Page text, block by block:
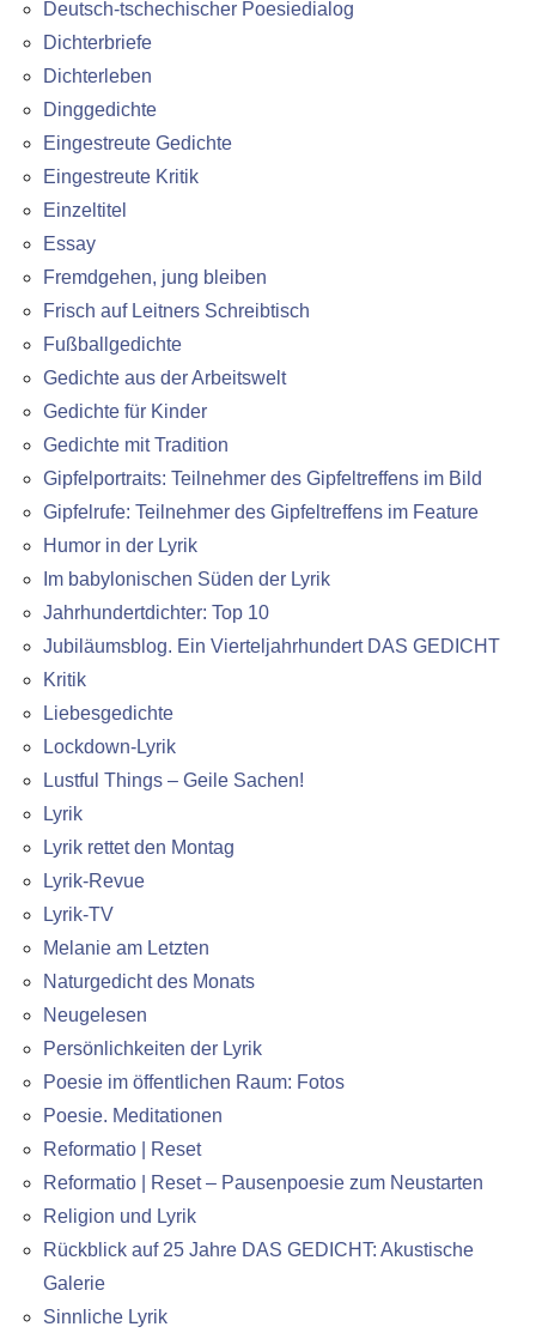
Deutsch-tschechischer Poesiedialog
Dichterbriefe
Dichterleben
Dinggedichte
Eingestreute Gedichte
Eingestreute Kritik
Einzeltitel
Essay
Fremdgehen, jung bleiben
Frisch auf Leitners Schreibtisch
Fußballgedichte
Gedichte aus der Arbeitswelt
Gedichte für Kinder
Gedichte mit Tradition
Gipfelportraits: Teilnehmer des Gipfeltreffens im Bild
Gipfelrufe: Teilnehmer des Gipfeltreffens im Feature
Humor in der Lyrik
Im babylonischen Süden der Lyrik
Jahrhundertdichter: Top 10
Jubiläumsblog. Ein Vierteljahrhundert DAS GEDICHT
Kritik
Liebesgedichte
Lockdown-Lyrik
Lustful Things – Geile Sachen!
Lyrik
Lyrik rettet den Montag
Lyrik-Revue
Lyrik-TV
Melanie am Letzten
Naturgedicht des Monats
Neugelesen
Persönlichkeiten der Lyrik
Poesie im öffentlichen Raum: Fotos
Poesie. Meditationen
Reformatio | Reset
Reformatio | Reset – Pausenpoesie zum Neustarten
Religion und Lyrik
Rückblick auf 25 Jahre DAS GEDICHT: Akustische
Galerie
Sinnliche Lyrik